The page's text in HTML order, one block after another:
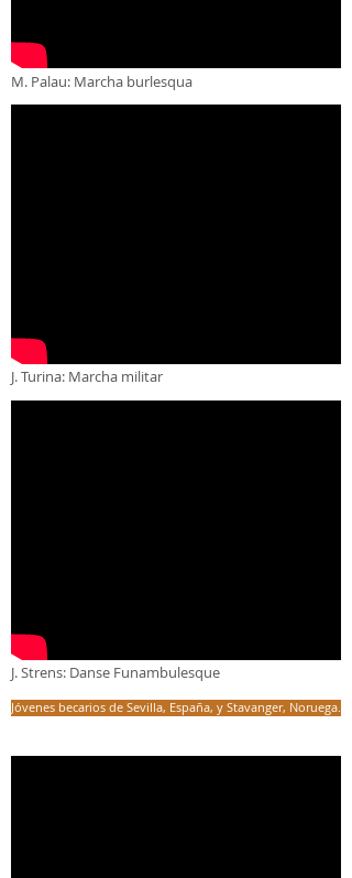
M. Palau: Marcha burlesqua
J. Turina: Marcha militar
J. Strens: Danse Funambulesque
Jóvenes becarios de Sevilla, España, y Stavanger, Noruega.